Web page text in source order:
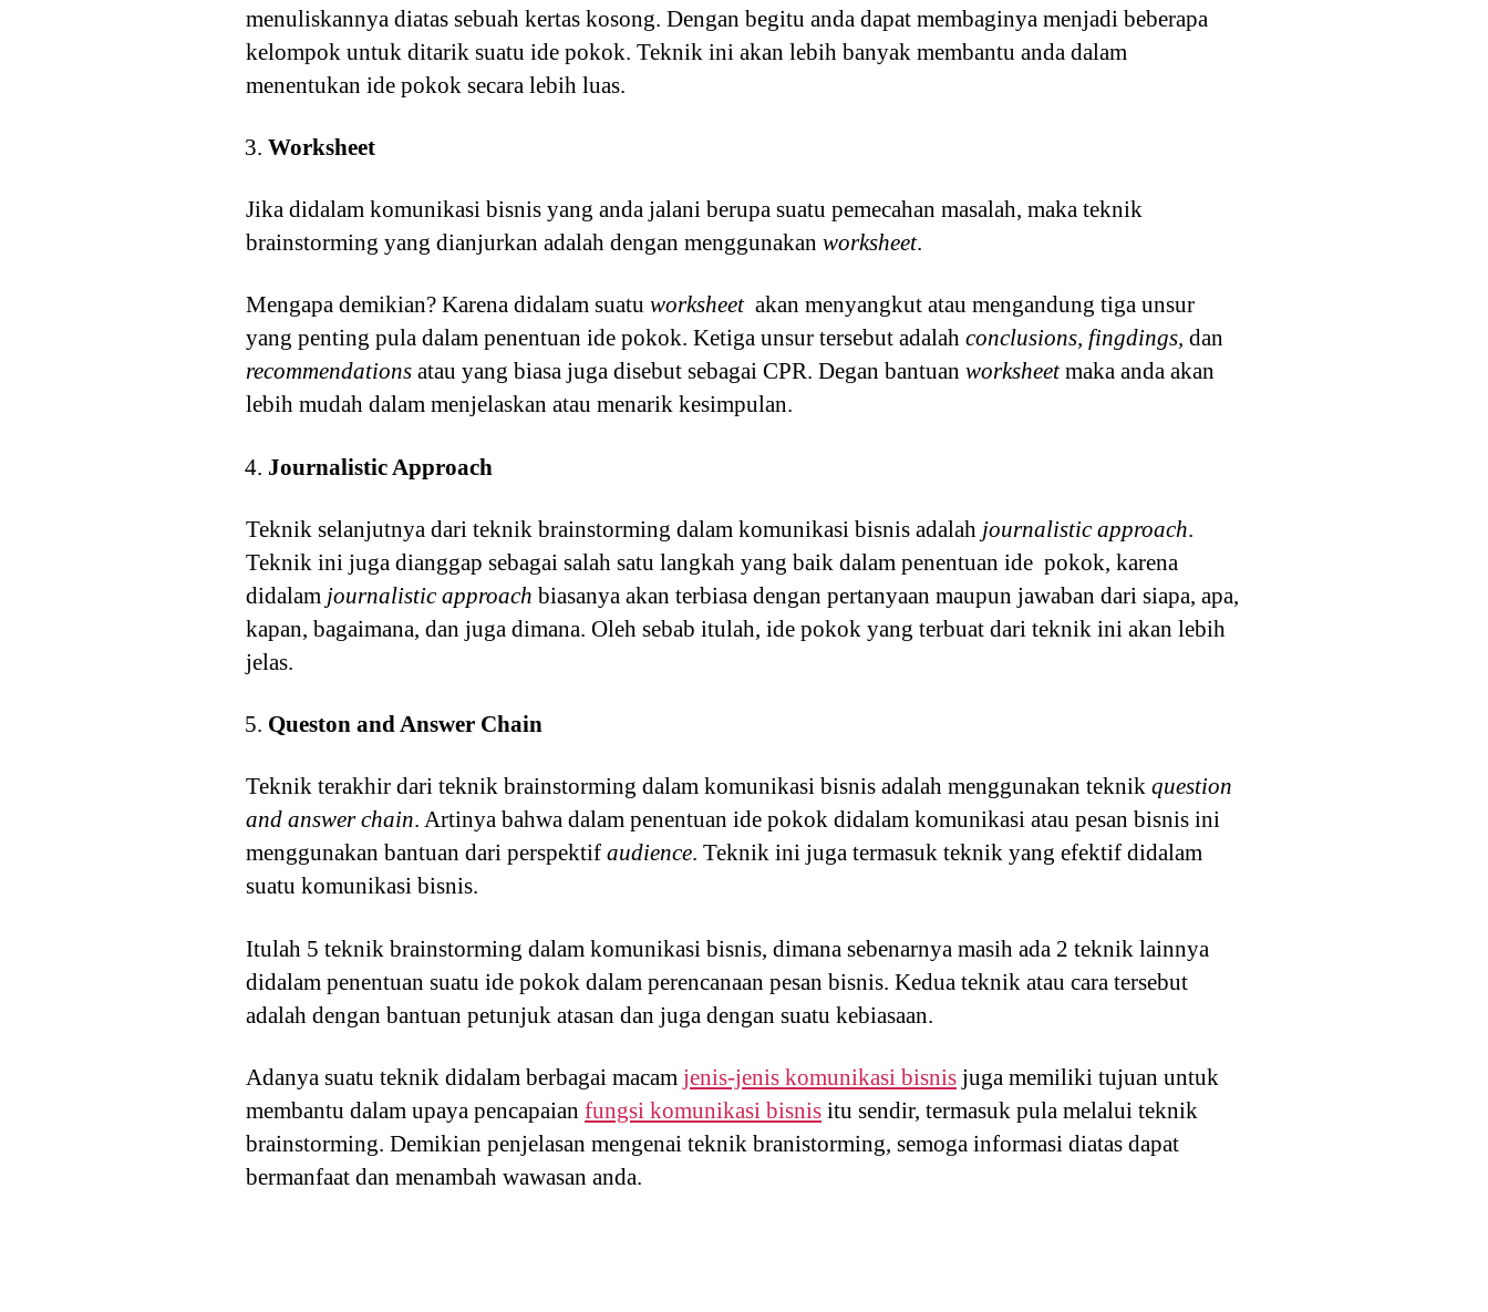
menuliskannya diatas sebuah kertas kosong. Dengan begitu anda dapat membaginya menjadi beberapa
kelompok untuk ditarik suatu ide pokok. Teknik ini akan lebih banyak membantu anda dalam
menentukan ide pokok secara lebih luas.
Worksheet
Jika didalam komunikasi bisnis yang anda jalani berupa suatu pemecahan masalah, maka teknik
brainstorming yang dianjurkan adalah dengan menggunakan worksheet.
Mengapa demikian? Karena didalam suatu worksheetakan menyangkut atau mengandung tiga unsur
yang penting pula dalam penentuan ide pokok. Ketiga unsur tersebut adalah conclusions, fingdings, dan
recommendations atau yang biasa juga disebut sebagai CPR. Degan bantuan worksheetmaka anda akan
lebih mudah dalam menjelaskan atau menarik kesimpulan.
Journalistic Approach
Teknik selanjutnya dari teknik brainstorming dalam komunikasi bisnis adalah journalistic approach.
Teknik ini juga dianggap sebagai salah satu langkah yang baik dalam penentuan ide pokok, karena
didalam journalistic approach biasanya akan terbiasa dengan pertanyaan maupun jawaban dari siapa, apa,
kapan, bagaimana, dan juga dimana. Oleh sebab itulah, ide pokok yang terbuat dari teknik ini akan lebih
jelas.
Queston and Answer Chain
Teknik terakhir dari teknik brainstorming dalam komunikasi bisnis adalah menggunakan teknik question
and answer chain. Artinya bahwa dalam penentuan ide pokok didalam komunikasi atau pesan bisnis ini
menggunakan bantuan dari perspektif audience. Teknik ini juga termasuk teknik yang efektif didalam
suatu komunikasi bisnis.
Itulah 5 teknik brainstorming dalam komunikasi bisnis, dimana sebenarnya masih ada 2 teknik lainnya
didalam penentuan suatu ide pokok dalam perencanaan pesan bisnis. Kedua teknik atau cara tersebut
adalah dengan bantuan petunjuk atasan dan juga dengan suatu kebiasaan.
Adanya suatu teknik didalam berbagai macam jenis-jenis komunikasi bisnis juga memiliki tujuan untuk
membantu dalam upaya pencapaian fungsi komunikasi bisnis itu sendir, termasuk pula melalui teknik
brainstorming. Demikian penjelasan mengenai teknik branistorming, semoga informasi diatas dapat
bermanfaat dan menambah wawasan anda.